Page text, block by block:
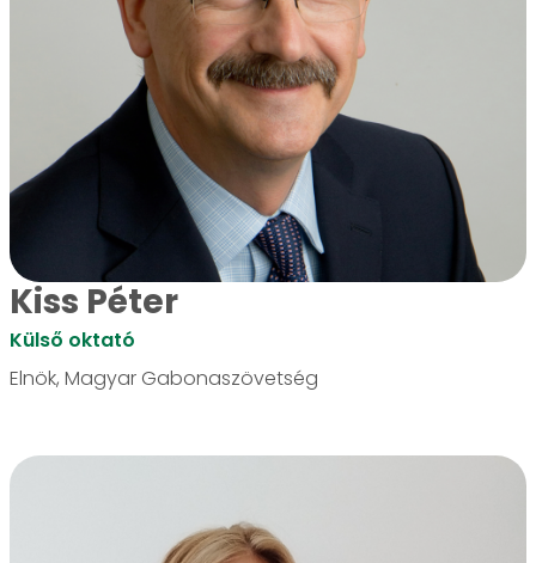
Kiss Péter
Külső oktató
Elnök, Magyar Gabonaszövetség